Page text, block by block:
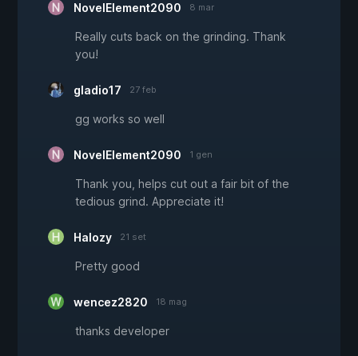
NovelElement2090 8 mar
Really cuts back on the grinding. Thank
you!
gladio17 27 feb
gg works so well
NovelElement2090 1 gen
Thank you, helps cut out a fair bit of the
tedious grind. Appreciate it!
Halozy 21 set
Pretty good
wencez2820 18 mag
thanks developer